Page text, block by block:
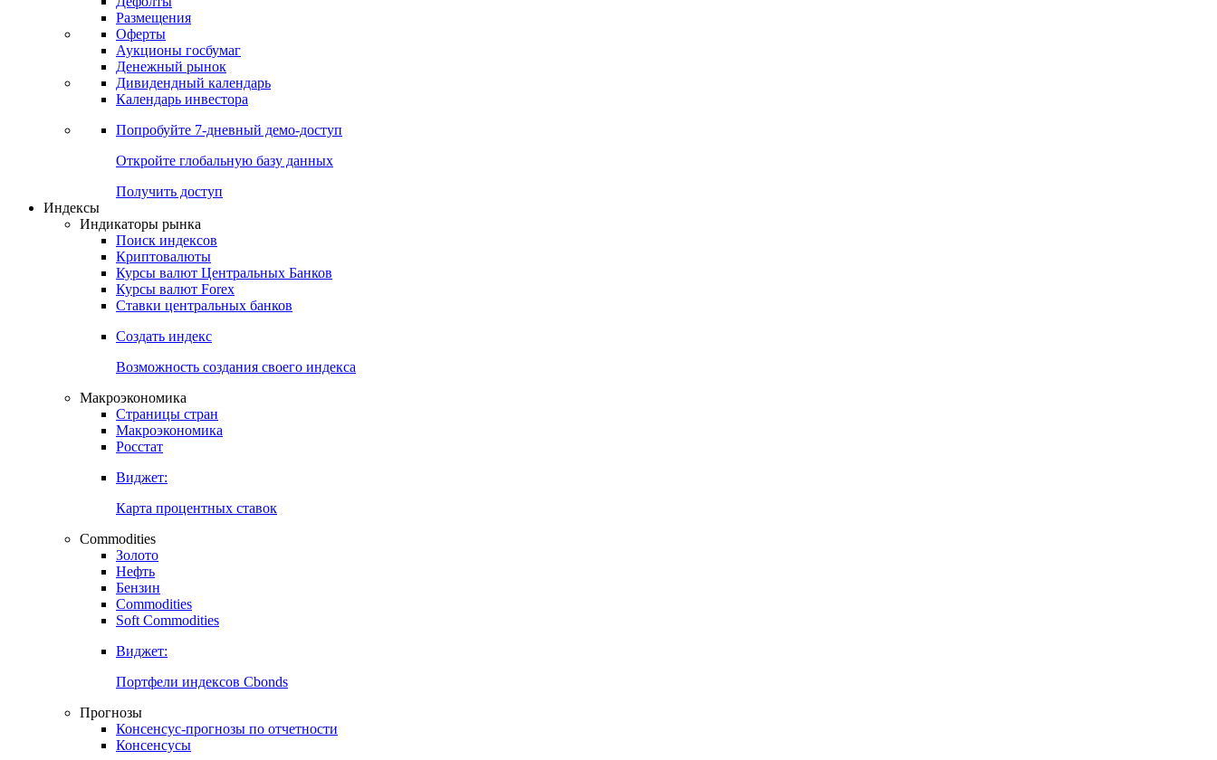
Получить доступ
Календарь
Календарь событий
Дефолты
Размещения
Оферты
Аукционы госбумаг
Денежный рынок
Дивидендный календарь
Календарь инвестора
Попробуйте7-дневный
Получить доступ
Индикаторы рынка
Поиск индексов
Криптовалюты
Курсы валют Центральных Банков
Курсы валют Forex
Ставки центральных банков
Создать индекс
Возможность создания своего индекса
Макроэкономика
Страницы стран
Макроэкономика
Росстат
Виджет:
Карта процентных ставок
Commodities
Золото
Нефть
Бензин
Commodities
Soft Commodities
Виджет:
Портфели индексов Cbonds